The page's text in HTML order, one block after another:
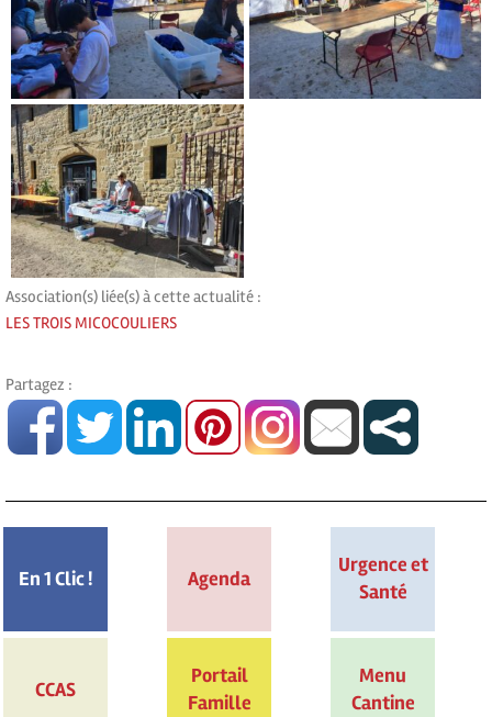
Association(s) liée(s) à cette actualité :
LES TROIS MICOCOULIERS
Partagez :
En 1 Clic ! Agenda
Urgence et
Santé
CCAS
Portail
Famille
Menu
Cantine